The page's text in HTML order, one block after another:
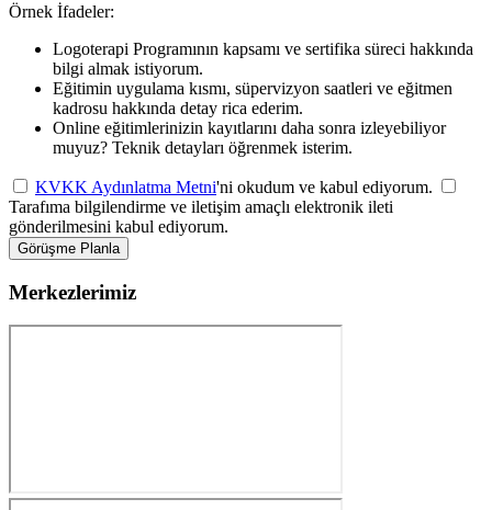
Örnek İfadeler:
Logoterapi Programının kapsamı ve sertifika süreci hakkında
bilgi almak istiyorum.
Eğitimin uygulama kısmı, süpervizyon saatleri ve eğitmen
kadrosu hakkında detay rica ederim.
Online eğitimlerinizin kayıtlarını daha sonra izleyebiliyor
muyuz? Teknik detayları öğrenmek isterim.
KVKK Aydınlatma Metni'ni okudum ve kabul ediyorum.
Tarafıma bilgilendirme ve iletişim amaçlı elektronik ileti
gönderilmesini kabul ediyorum.
Görüşme Planla
Merkezlerimiz